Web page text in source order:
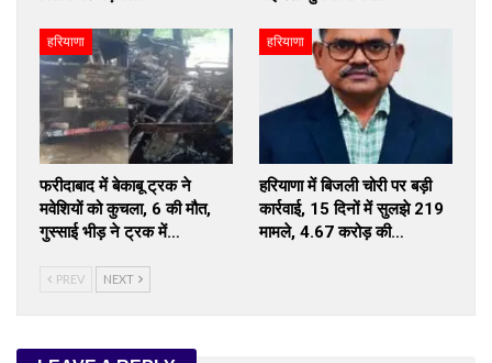
हरियाणा
फरीदाबाद में बेकाबू ट्रक ने
मवेशियों को कुचला, 6 की मौत,
गुस्साई भीड़ ने ट्रक में…
हरियाणा
हरियाणा में बिजली चोरी पर बड़ी
कार्रवाई, 15 दिनों में सुलझे 219
मामले, ₹4.67 करोड़ की…
PREV NEXT